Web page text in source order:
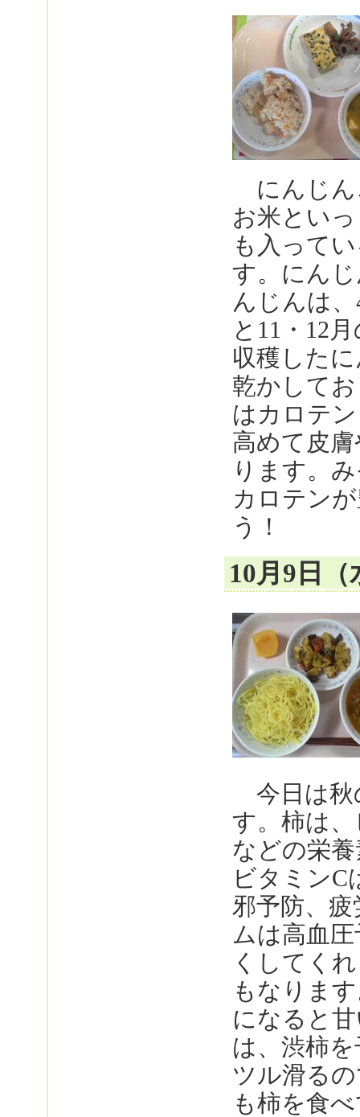
にんじん
お米とい
も入って
す。にん
んじんは
と11・12
収穫した
乾かして
はカロテ
高めて皮
ります。
カロテン
う！
10月9日（
今日は秋
す。柿は
などの栄
ビタミンC
邪予防、
ムは高血
くしてく
もなりま
になると
は、渋柿
ツル滑る
も柿を食